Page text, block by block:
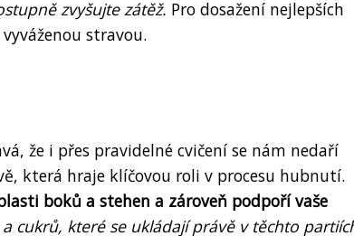
zvyšujte zátěž. Pro dosažení nejlepších
stravou.
že i přes pravidelné cvičení se nám nedaří
která hraje klíčovou roli v procesu hubnutí.
boků a stehen a zároveň podpoří vaše
cukrů, které se ukládají právě v těchto